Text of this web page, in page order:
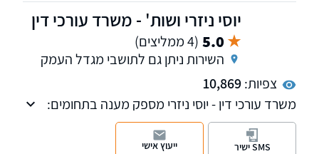
יוסי ניזרי ושות' - משרד עורכי דין
5.0 (4 ממליצים)
השירות ניתן גם לתושבי מגדל העמק
צפיות:10,869
משרד עורכי דין - יוסי ניזרי מספק מענה בתחומים:
נזקי גוף, ביטוח לאומי, תאונות, משרד הביטחון,
רשלנות רפואית, דיני עבודה וחדלות פירעון.
SMS ישיר ייעוץ אישי